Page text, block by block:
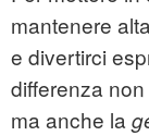
mantenere
e divertirci
differenza
ma anche la